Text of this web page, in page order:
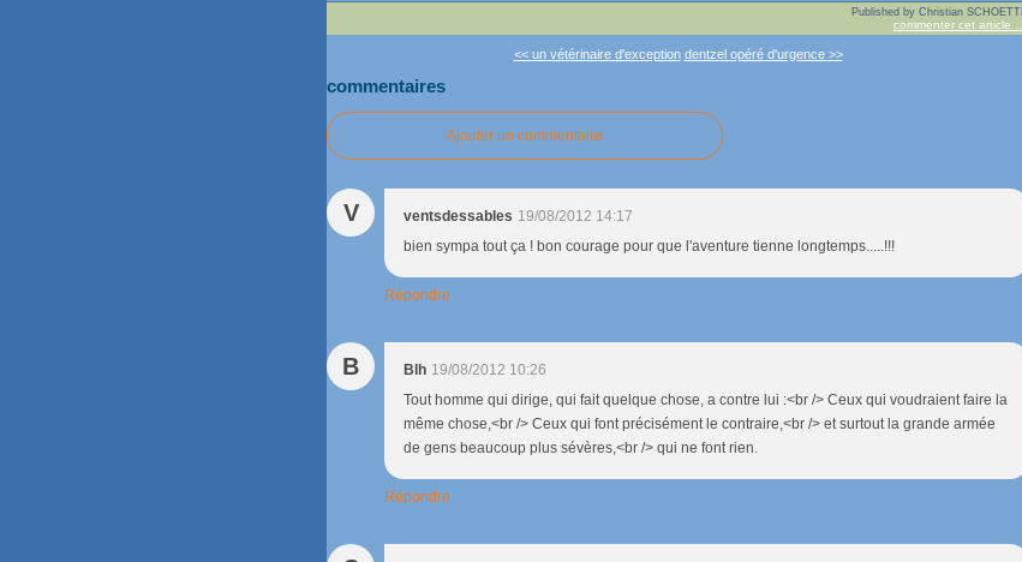
Published by Christian SCHOETTL
commenter cet article
<< un vétérinaire d'exception dentzel opéré d'urgence >>
commentaires
Ajouter un commentaire
V ventsdessables 19/08/2012 14:17
bien sympa tout ça ! bon courage pour que l'aventure tienne longtemps.....!!!
Répondre
B Blh 19/08/2012 10:26
Tout homme qui dirige, qui fait quelque chose, a contre lui :<br /> Ceux qui voudraient faire la
même chose,<br /> Ceux qui font précisément le contraire,<br /> et surtout la grande armée
de gens beaucoup plus sévères,<br /> qui ne font rien.
Répondre